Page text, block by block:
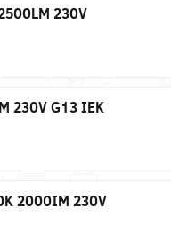
230V
230V G13 IEK
2000IM 230V